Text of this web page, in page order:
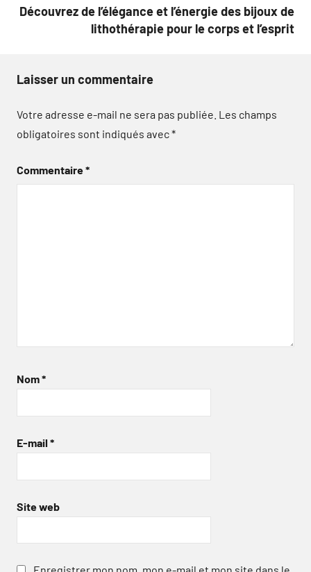
Découvrez de l’élégance et l’énergie des bijoux de
lithothérapie pour le corps et l’esprit
Laisser un commentaire
Votre adresse e-mail ne sera pas publiée. Les champs
obligatoires sont indiqués avec*
Commentaire*
Nom*
E-mail *
Site web